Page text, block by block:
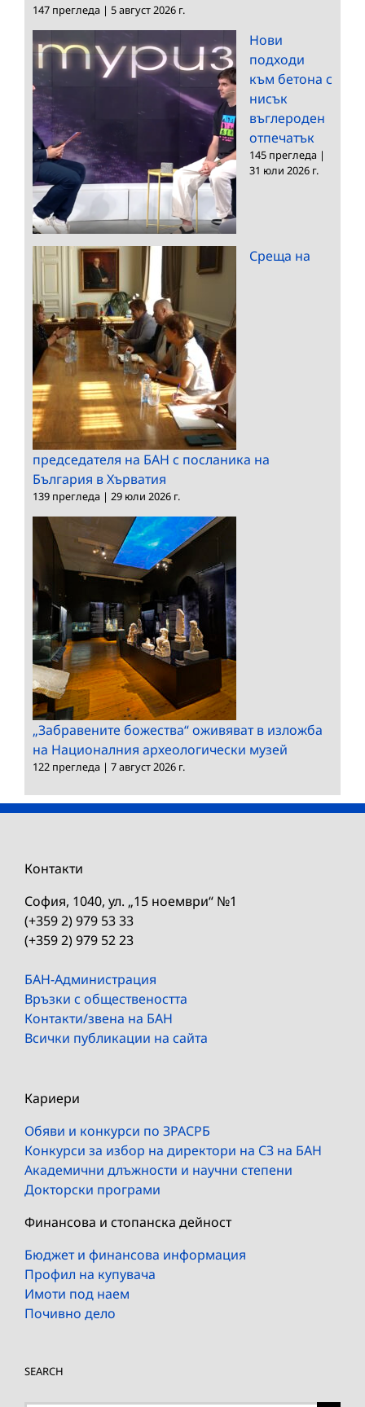
147 прегледа | 5 август 2026 г.
Нови
подходи
към бетона с
нисък
въглероден
отпечатък
145 прегледа |
31 юли 2026 г.
Среща на
председателя на БАН с посланика на
България в Хърватия
139 прегледа | 29 юли 2026 г.
„Забравените божества“ оживяват в изложба
на Националния археологически музей
122 прегледа | 7 август 2026 г.
Контакти
София, 1040, ул. „15 ноември“ №1
(+359 2) 979 53 33
(+359 2) 979 52 23
БАН-Администрация
Връзки с обществеността
Контакти/звена на БАН
Всички публикации на сайта
Кариери
Обяви и конкурси по ЗРАСРБ
Конкурси за избор на директори на СЗ на БАН
Академични длъжности и научни степени
Докторски програми
Финансова и стопанска дейност
Бюджет и финансова информация
Профил на купувача
Имоти под наем
Почивно дело
SEARCH